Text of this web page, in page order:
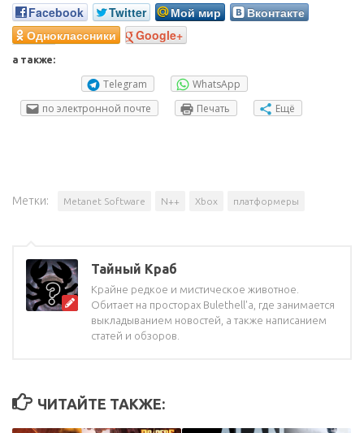
Facebook Twitter Мой мир
Вконтакте
Одноклассники
Google+
а также:
Telegram
WhatsApp
по электронной почте
Печать Ещё
Метки: Metanet Software N++ Xbox платформеры
Тайный Краб
Крайне редкое и мистическое животное.
Обитает на просторах Bulethell'a, где занимается
выкладыванием новостей, а также написанием
статей и обзоров.
ЧИТАЙТЕ ТАКЖЕ: